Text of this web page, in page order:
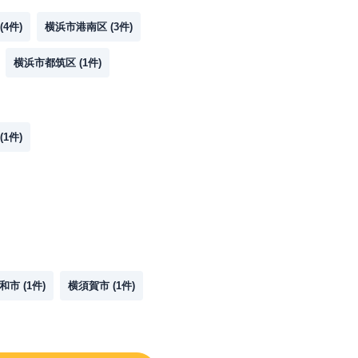
4件) 横浜市港南区 (3件)
横浜市都筑区 (1件)
1件)
市 (1件) 横須賀市 (1件)